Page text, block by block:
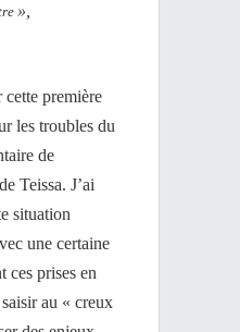
»,
cette première
les troubles du
de
Teissa. J’ai
situation
une certaine
ces prises en
au « creux